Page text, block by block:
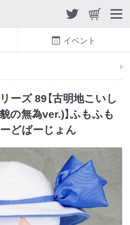
イベント
ーズ 89【古明地こいし
の無為ver.)】ふもふも
どばーじょん